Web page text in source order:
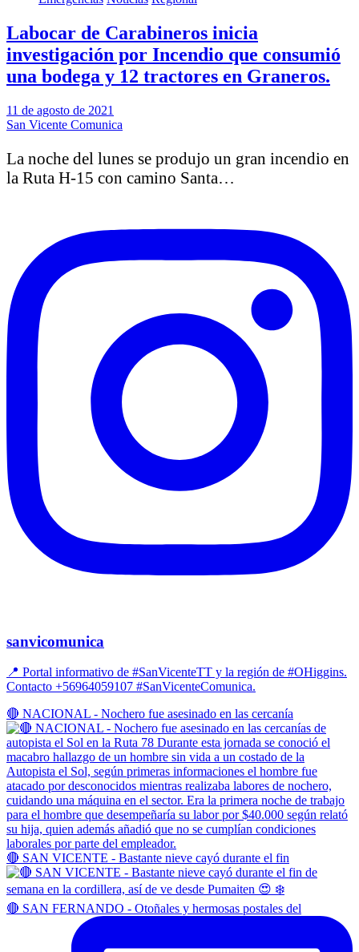
Labocar de Carabineros inicia
investigación por Incendio que consumió
una bodega y 12 tractores en Graneros.
11 de agosto de 2021
San Vicente Comunica
La noche del lunes se produjo un gran incendio en
la Ruta H-15 con camino Santa…
sanvicomunica
📍 Portal informativo de #SanVicenteTT y la región de #OHiggins.
Contacto +56964059107 #SanVicenteComunica.
🔴 NACIONAL - Nochero fue asesinado en las cercanía
🔴 SAN VICENTE - Bastante nieve cayó durante el fin
🔴 SAN FERNANDO - Otoñales y hermosas postales del